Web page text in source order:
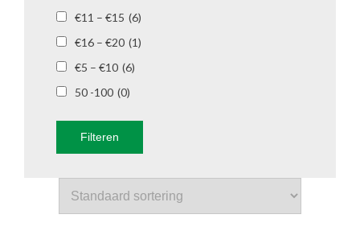
€11 – €15 (6)
€16 – €20 (1)
€5 – €10 (6)
50 -100 (0)